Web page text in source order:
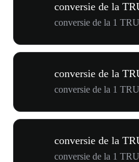
conversie de la
conversie de la 1
conversie de la
conversie de la 1
conversie de la
conversie de la 1